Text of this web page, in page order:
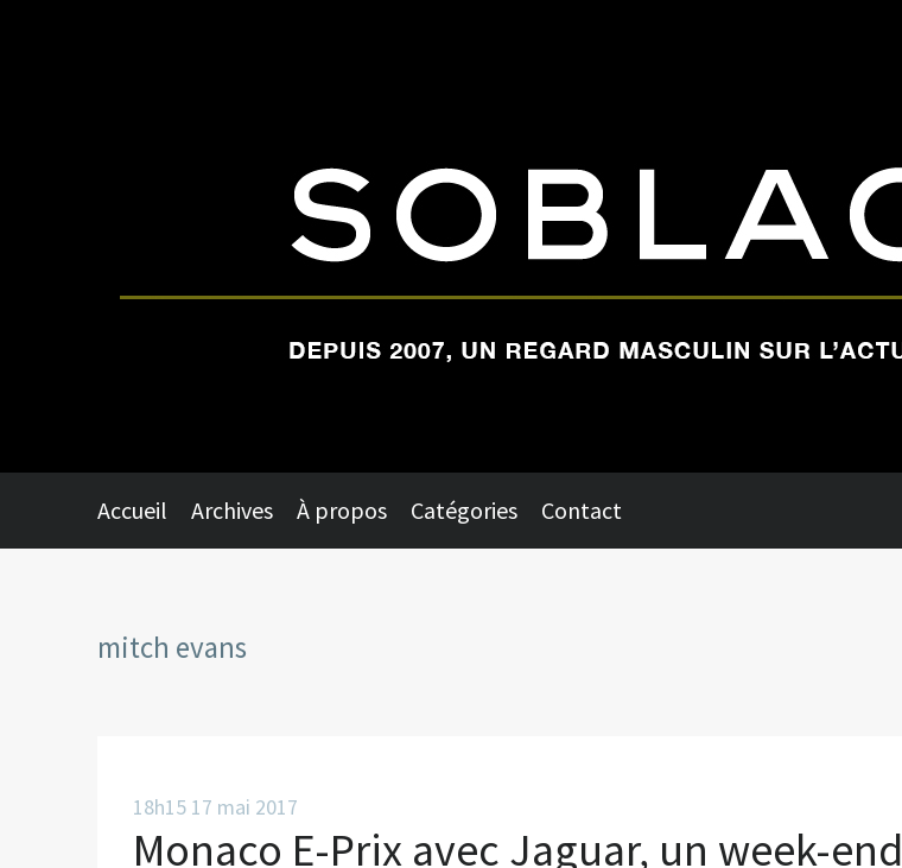
Accueil Archives À propos Catégories Contact
mitch evans
18h15 17 mai 2017
Monaco E-Prix avec Jaguar, un week-end